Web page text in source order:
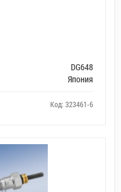
DG648
Япония
Код: 323461-6